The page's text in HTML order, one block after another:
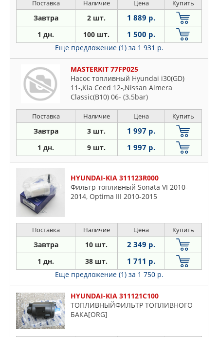
Поставка Наличие Цена Купить
Завтра 2 шт. 1 889 р.
1 дн. 100 шт. 1 500 р.
Еще предложение (1) за 1 931 р.
MASTERKIT 77FP025
Насос топливный Hyundai i30(GD)
11-,Kia Ceed 12-,Nissan Almera
Classic(B10) 06- (3.5bar)
Поставка Наличие Цена Купить
Завтра 3 шт. 1 997 р.
1 дн. 9 шт. 1 997 р.
HYUNDAI-KIA 311123R000
Фильтр топливный Sonata VI 2010-
2014, Optima III 2010-2015
Поставка Наличие Цена Купить
Завтра 10 шт. 2 349 р.
1 дн. 38 шт. 1 711 р.
Еще предложение (1) за 1 750 р.
HYUNDAI-KIA 311121C100
ТОПЛИВНЫЙФИЛЬТР ТОПЛИВНОГО
БАКА[ORG]